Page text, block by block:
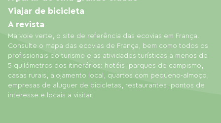
Ma voie verte, o site de referência das ecovias em França.
Consulte o mapa das ecovias de França, bem como todos os
profissionais do turismo e as atividades turísticas a menos de
5 quilómetros dos itinerários: hotéis, parques de campismo,
casas rurais, alojamento local, quartos com pequeno-almoço,
empresas de aluguer de bicicletas, restaurantes, pontos de
interesse e locais a visitar.
Viajar de bicicleta
A revista